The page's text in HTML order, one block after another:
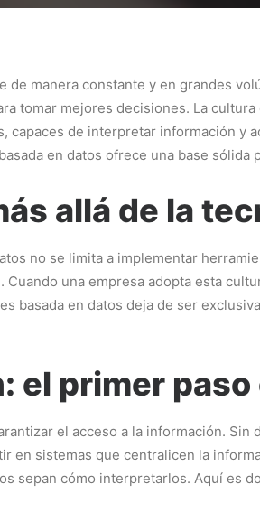
manera constante y en grandes
tomar mejores decisiones. La
capaces de interpretar información y
en datos ofrece una base
allá de la
no se limita a implementar
una empresa adopta esta
basada en datos deja de ser
el primer paso
el acceso a la información.
en sistemas que centralicen la
sepan cómo interpretarlos. Aquí es